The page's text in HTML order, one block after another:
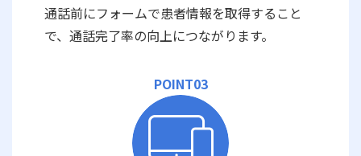
通話前にフォームで患者情報を取得すること
で、通話完了率の向上につながります。
POINT03